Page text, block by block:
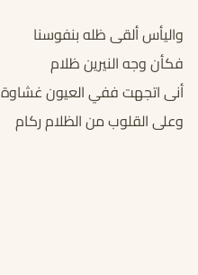
واليأس ألقى ظله بنفوسنا
فكأن وجه النيرين ظلام
أنى اتجهت ففي العيون غشاوة
وعلى القلوب من الظلام ركام